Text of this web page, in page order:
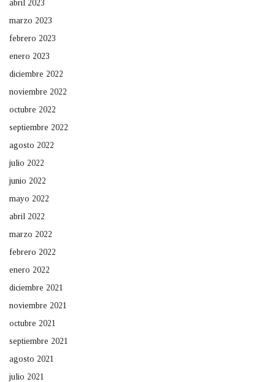
abril 2023
marzo 2023
febrero 2023
enero 2023
diciembre 2022
noviembre 2022
octubre 2022
septiembre 2022
agosto 2022
julio 2022
junio 2022
mayo 2022
abril 2022
marzo 2022
febrero 2022
enero 2022
diciembre 2021
noviembre 2021
octubre 2021
septiembre 2021
agosto 2021
julio 2021